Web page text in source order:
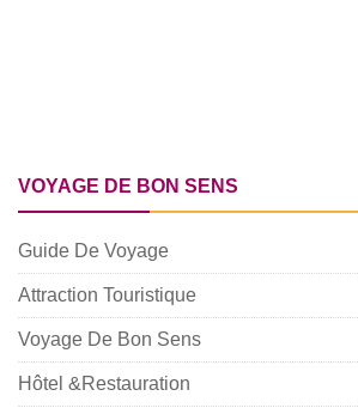
VOYAGE DE BON SENS
Guide De Voyage
Attraction Touristique
Voyage De Bon Sens
Hôtel &Restauration